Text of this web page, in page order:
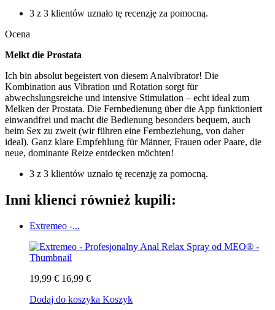
3 z 3 klientów uznało tę recenzję za pomocną.
Ocena
Melkt die Prostata
Ich bin absolut begeistert von diesem Analvibrator! Die
Kombination aus Vibration und Rotation sorgt für
abwechslungsreiche und intensive Stimulation – echt ideal zum
Melken der Prostata. Die Fernbedienung über die App funktioniert
einwandfrei und macht die Bedienung besonders bequem, auch
beim Sex zu zweit (wir führen eine Fernbeziehung, von daher
ideal). Ganz klare Empfehlung für Männer, Frauen oder Paare, die
neue, dominante Reize entdecken möchten!
3 z 3 klientów uznało tę recenzję za pomocną.
Inni klienci również kupili:
Extremeo -...
19,99 € 16,99 €
Dodaj do koszyka Koszyk